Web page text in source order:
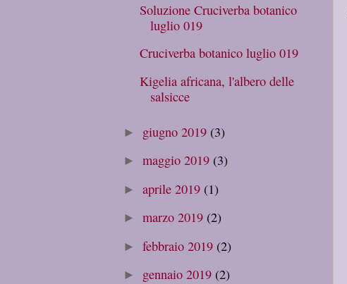
Soluzione Cruciverba botanico
luglio 019
Cruciverba botanico luglio 019
Kigelia africana, l'albero delle
salsicce
► giugno 2019 (3)
►maggio 2019 (3)
►aprile 2019 (1)
►marzo 2019 (2)
►febbraio 2019 (2)
► gennaio 2019 (2)